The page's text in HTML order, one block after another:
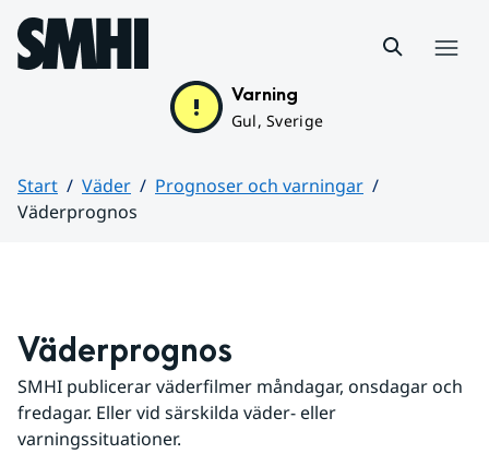
Hoppa till sidans innehåll
Varning
Gul, Sverige
Start Väder
Prognoser och varningar
Väderprognos
Väderprognos
SMHI publicerar väderfilmer måndagar, onsdagar och
fredagar. Eller vid särskilda väder- eller
varningssituationer.